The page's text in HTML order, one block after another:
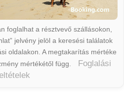
foglalhat a résztvevő szállásokon,
jelvény jelöl a keresési találatok
oldalakon. A megtakarítás mértéke
mértékétől függ.
Foglalási